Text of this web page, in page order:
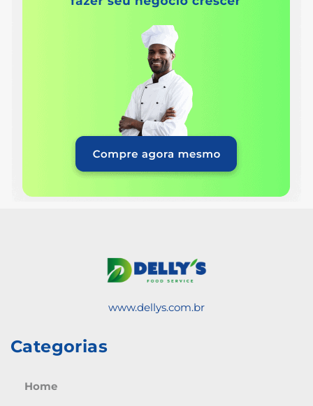
www.dellys.com.br
Categorias
Home